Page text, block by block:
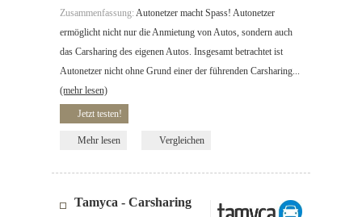
Zusammenfassung: Autonetzer macht Spass! Autonetzer
ermöglicht nicht nur die Anmietung von Autos, sondern auch
das Carsharing des eigenen Autos. Insgesamt betrachtet ist
Autonetzer nicht ohne Grund einer der führenden Carsharing...
(mehr lesen)
Jetzt testen!
Mehr lesen Vergleichen
Tamyca - Carsharing